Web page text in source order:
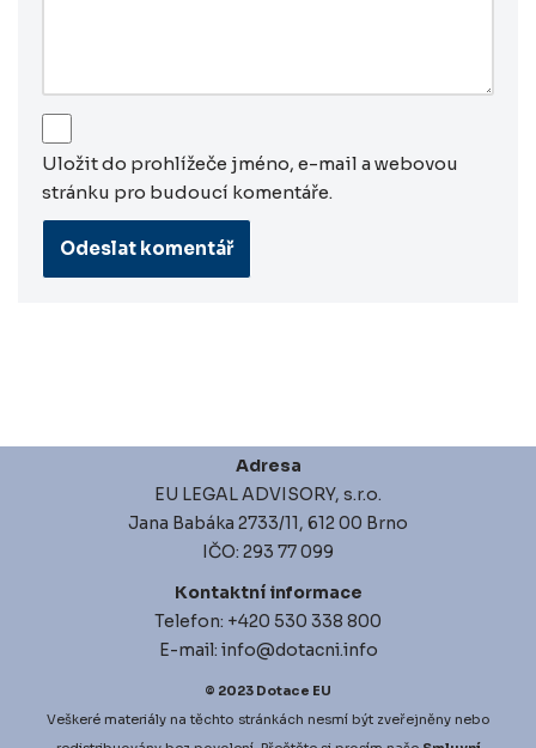
Uložit do prohlížeče jméno, e-mail a webovou
stránku pro budoucí komentáře.
Adresa
EU LEGAL ADVISORY, s.r.o.
Jana Babáka 2733/11, 612 00 Brno
IČO: 293 77 099
Kontaktní informace
Telefon: +420 530 338 800
E-mail: info@dotacni.info
© 2023 Dotace EU
Veškeré materiály na těchto stránkách nesmí být zveřejněny nebo